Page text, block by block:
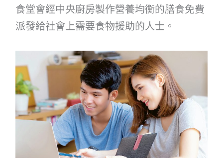
食堂會經中央廚房製作營養均衡的膳食免費
派發給社會上需要食物援助的人士。